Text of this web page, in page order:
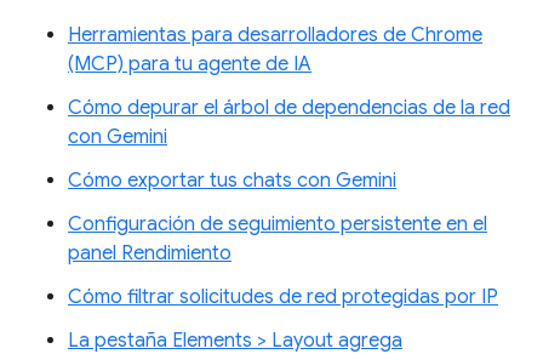
Herramientas para desarrolladores de Chrome
(MCP) para tu agente de IA
Cómo depurar el árbol de dependencias de la red
con Gemini
Cómo exportar tus chats con Gemini
Configuración de seguimiento persistente en el
panel Rendimiento
Cómo filtrar solicitudes de red protegidas por IP
La pestaña Elements > Layout agrega